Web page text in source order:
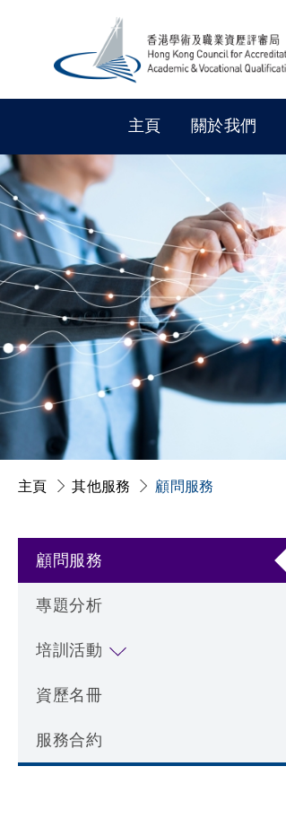
主頁 關於我們
主頁 其他服務 顧問服務
顧問服務
專題分析
培訓活動
資歷名冊
服務合約